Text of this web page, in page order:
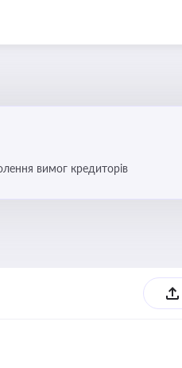
вимог кредиторів